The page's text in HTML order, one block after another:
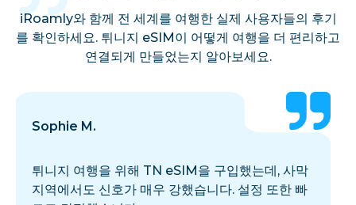
iRoamly와 함께 전 세계를 여행한 실제 사용자들의 후기
를 확인하세요. 튀니지 eSIM이 어떻게 여행을 더 편리하고
연결되게 만들었는지 알아보세요.
Sophie M.
튀니지 여행을 위해 TN eSIM을 구입했는데, 사막
지역에서도 신호가 매우 강했습니다. 설정 또한 빠